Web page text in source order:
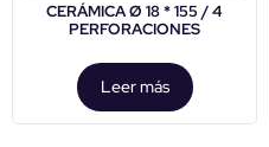
CERÁMICA Ø 18 * 155 / 4
PERFORACIONES
Leer más